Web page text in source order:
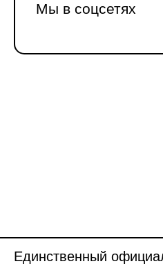
Мы в соцсетях
Единственный